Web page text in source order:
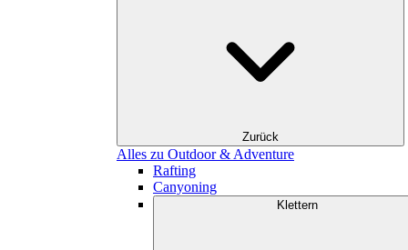
Zurück
Alles zu Outdoor & Adventure
Rafting
Canyoning
Klettern